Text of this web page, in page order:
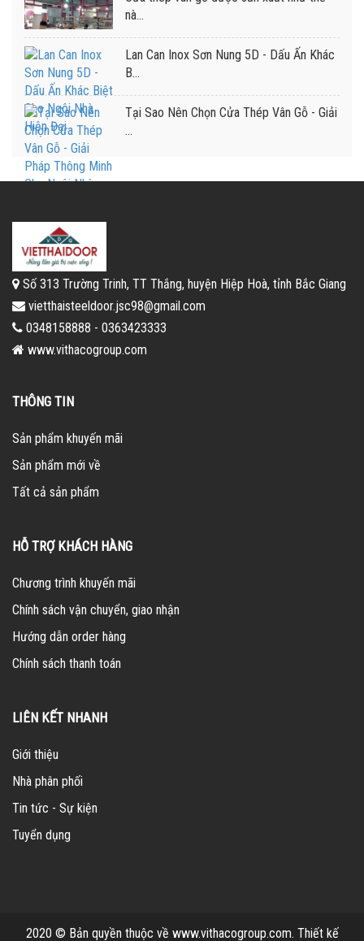
nà...
Lan Can Inox Sơn Nung 5D - Dấu Ấn Khác
B...
Tại Sao Nên Chọn Cửa Thép Vân Gỗ - Giải
...
Số 313 Trường Trinh, TT Thắng, huyện Hiệp Hoà, tỉnh Bắc Giang
vietthaisteeldoor.jsc98@gmail.com
0348158888 - 0363423333
www.vithacogroup.com
THÔNG TIN
Sản phẩm khuyến mãi
Sản phẩm mới về
Tất cả sản phẩm
HỖ TRỢ KHÁCH HÀNG
Chương trình khuyến mãi
Chính sách vận chuyển, giao nhận
Hướng dẫn order hàng
Chính sách thanh toán
LIÊN KẾT NHANH
Giới thiệu
Nhà phân phối
Tin tức - Sự kiện
Tuyển dụng
2020 © Bản quyền thuộc về www.vithacogroup.com. Thiết kế